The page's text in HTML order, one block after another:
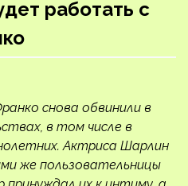
работать с
снова обвинили в
в том числе в
Актриса Шарлин
же пользовательницы